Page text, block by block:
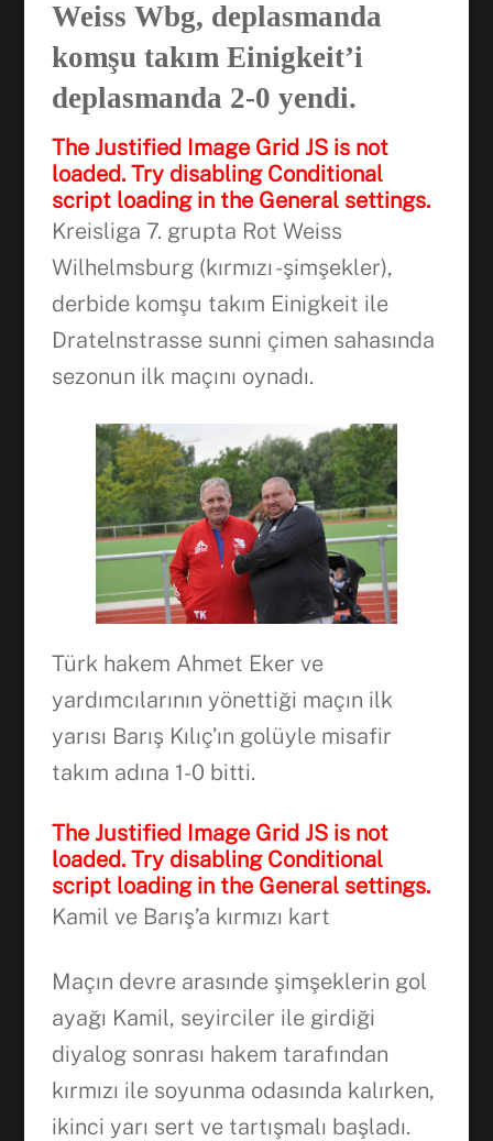
Weiss Wbg, deplasmanda
komşu takım Einigkeit’i
deplasmanda 2-0 yendi.
The Justified Image Grid JS is not
loaded. Try disabling Conditional
script loading in the General settings.
Kreisliga 7. grupta Rot Weiss
Wilhelmsburg (kırmızı -şimşekler),
derbide komşu takım Einigkeit ile
Dratelnstrasse sunni çimen sahasında
sezonun ilk maçını oynadı.
Türk hakem Ahmet Eker ve
yardımcılarının yönettiği maçın ilk
yarısı Barış Kılıç’ın golüyle misafir
takım adına 1-0 bitti.
The Justified Image Grid JS is not
loaded. Try disabling Conditional
script loading in the General settings.
Kamil ve Barış’a kırmızı kart
Maçın devre arasınde şimşeklerin gol
ayağı Kamil, seyirciler ile girdiği
diyalog sonrası hakem tarafından
kırmızı ile soyunma odasında kalırken,
ikinci yarı sert ve tartışmalı başladı.
Facebook